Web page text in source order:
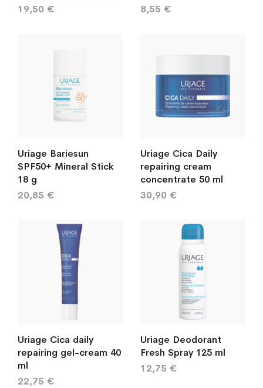
19,50 €
8,55 €
Uriage Bariesun
SPF50+ Mineral Stick
18 g
20,85 €
Uriage Cica Daily
repairing cream
concentrate 50 ml
30,90 €
Uriage Cica daily
repairing gel-cream 40
ml
22,75 €
Uriage Deodorant
Fresh Spray 125 ml
12,75 €